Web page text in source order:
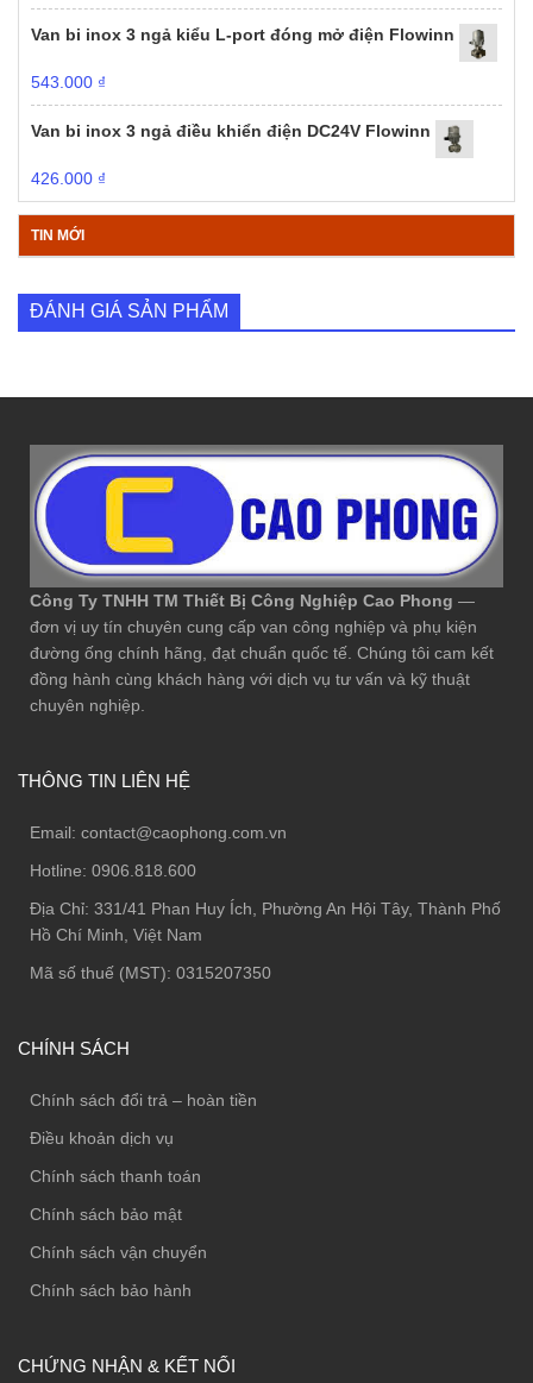
Van bi inox 3 ngả kiểu L-port đóng mở điện Flowinn
543.000 ₫
Van bi inox 3 ngả điều khiển điện DC24V Flowinn
426.000 ₫
TIN MỚI
ĐÁNH GIÁ SẢN PHẨM
Công Ty TNHH TM Thiết Bị Công Nghiệp Cao Phong —
đơn vị uy tín chuyên cung cấp van công nghiệp và phụ kiện
đường ống chính hãng, đạt chuẩn quốc tế. Chúng tôi cam kết
đồng hành cùng khách hàng với dịch vụ tư vấn và kỹ thuật
chuyên nghiệp.
THÔNG TIN LIÊN HỆ
Email: contact@caophong.com.vn
Hotline: 0906.818.600
Địa Chỉ: 331/41 Phan Huy Ích, Phường An Hội Tây, Thành Phố
Hồ Chí Minh, Việt Nam
Mã số thuế (MST): 0315207350
CHÍNH SÁCH
Chính sách đổi trả – hoàn tiền
Điều khoản dịch vụ
Chính sách thanh toán
Chính sách bảo mật
Chính sách vận chuyển
Chính sách bảo hành
CHỨNG NHẬN & KẾT NỐI